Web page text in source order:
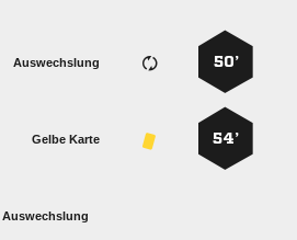
50’
Auswechslung
54’
Gelbe Karte
Auswechslung